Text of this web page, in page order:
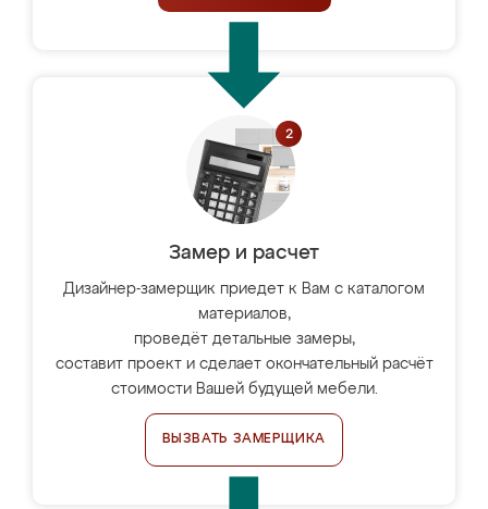
Замер и расчет
Дизайнер-замерщик приедет к Вам с каталогом
материалов,
проведёт детальные замеры,
составит проект и сделает окончательный расчёт
стоимости Вашей будущей мебели.
ВЫЗВАТЬ ЗАМЕРЩИКА